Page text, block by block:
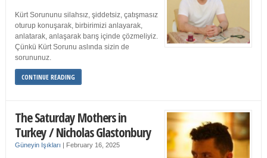
Kürt Sorununu silahsız, şiddetsiz, çatışmasız
oturup konuşarak, birbirimizi anlayarak,
anlatarak, anlaşarak barış içinde çözmeliyiz.
Çünkü Kürt Sorunu aslında sizin de
sorununuz.
CONTINUE READING
The Saturday Mothers in
Turkey / Nicholas Glastonbury
Güneyin Işıkları | February 16, 2025